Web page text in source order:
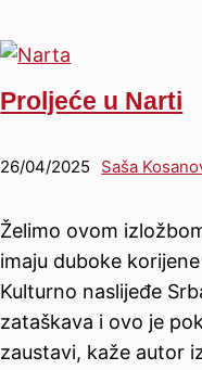
Proljeće u Narti
26/04/2025 Saša
Želimo ovom
imaju duboke
Kulturno naslijeđe
zataškava i ovo je
zaustavi, kaže autor